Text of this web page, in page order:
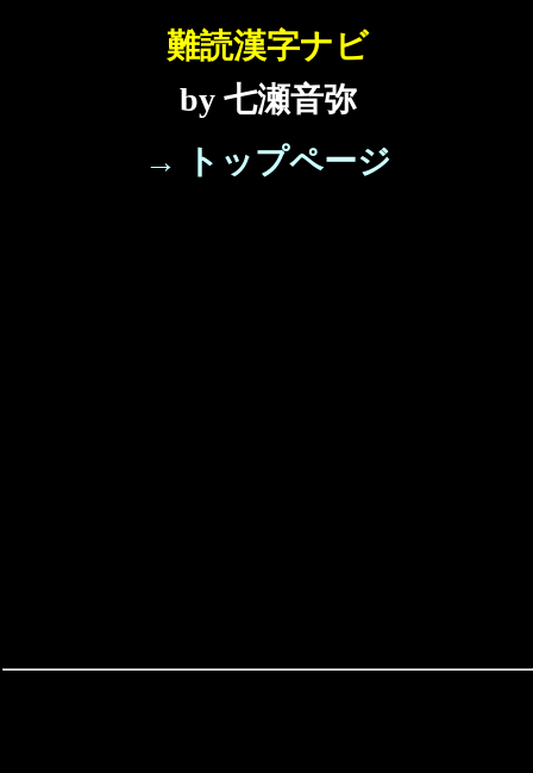
難読漢字ナビ
by 七瀬音弥
→ トップページ